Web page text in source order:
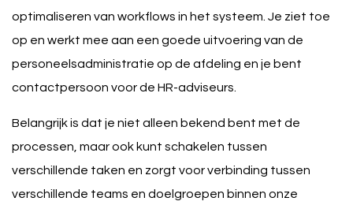
optimaliseren van workflows in het systeem. Je ziet toe
op en werkt mee aan een goede uitvoering van de
personeelsadministratie op de afdeling en je bent
contactpersoon voor de HR-adviseurs.
Belangrijk is dat je niet alleen bekend bent met de
processen, maar ook kunt schakelen tussen
verschillende taken en zorgt voor verbinding tussen
verschillende teams en doelgroepen binnen onze